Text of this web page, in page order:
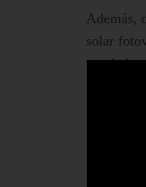
Además,
solar
La